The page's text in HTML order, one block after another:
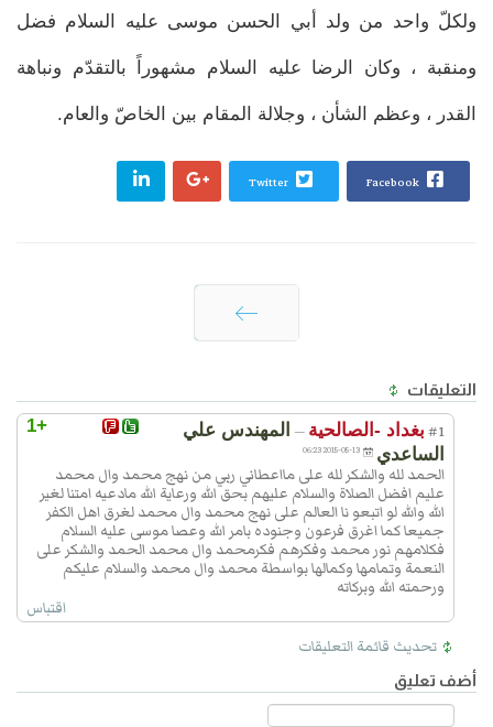
ولكلّ واحد من ولد أبي الحسن موسى عليه السلام فضل
ومنقبة ، وكان الرضا عليه السلام مشهوراً بالتقدّم ونباهة
القدر ، وعظم الشأن ، وجلالة المقام بين الخاصّ والعام.
التعليقات
+1 #1 بغداد -الصالحية — المهندس علي
الساعدي
2015-05-13 06:23
الحمد لله والشكر لله على مااعطاني ربي من نهج محمد وال محمد
عليم افضل الصلاة والسلام عليهم بحق الله ورعاية الله مادعيه امتنا لغير
الله والله لو اتبعو نا العالم على نهج محمد وال محمد لغرق اهل الكفر
جميعا كما اغرق فرعون وجنوده بامر الله وعصا موسى عليه السلام
فكلامهم نور محمد وفكرهم فكرمحمد وال محمد الحمد والشكر على
النعمة وتمامها وكمالها بواسطة محمد وال محمد والسلام عليكم
ورحمته الله وبركاته
اقتباس
تحديث قائمة التعليقات
أضف تعليق